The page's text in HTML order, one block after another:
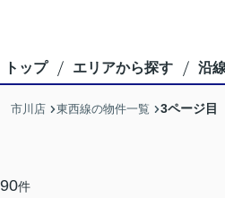
トップ エリアから探す 沿
市川店 東西線の物件一覧 3ページ目
件